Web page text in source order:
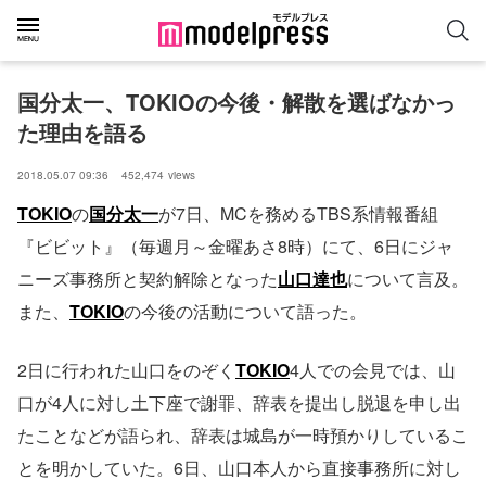
国分太一、TOKIOの今後・解散を選ばなかっ
た理由を語る
2018.05.07 09:36 452,474 views
TOKIOの国分太一が7日、MCを務めるTBS系情報番組
『ビビット』（毎週月～金曜あさ8時）にて、6日にジャ
ニーズ事務所と契約解除となった山口達也について言及。
また、 TOKIOの今後の活動について語った。
2日に行われた山口をのぞく TOKIO4人での会見では、山
口が4人に対し土下座で謝罪、辞表を提出し脱退を申し出
たことなどが語られ、辞表は城島が一時預かりしているこ
とを明かしていた。6日、山口本人から直接事務所に対し